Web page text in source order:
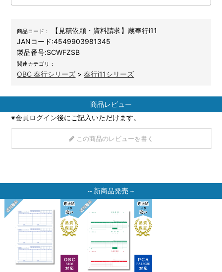
商品コード：
【見積依頼・資料請求】蔵奉行i11
JANコード:4549903981345
製品番号:SCWFZSB
関連カテゴリ：
OBC 奉行シリーズ >奉行i11シリーズ
商品レビュー
※会員ログイン後にご記入いただけます。
この商品のレビューを書く
～新商品発売～